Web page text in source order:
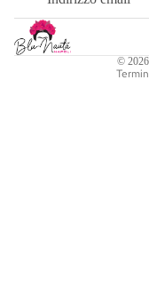
© 2026
Informativa sulle
Recapiti